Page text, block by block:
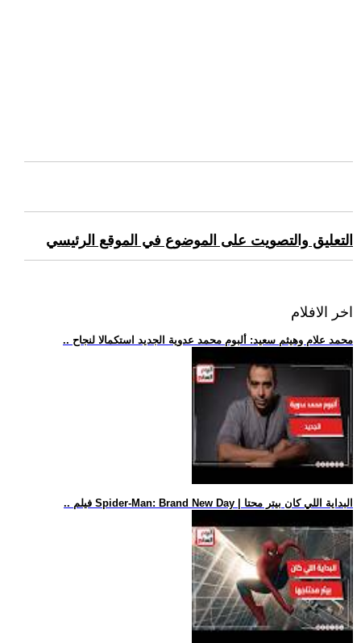
التعليق والتصويت على الموضوع في الموقع الرئيسي
اخر الافلام
.. محمد علام وهيثم سعيد: ألبوم محمد عدوية الجديد استكمالا لنجاح
.. فيلم Spider-Man: Brand New Day | البداية اللي كان بيتر محتا